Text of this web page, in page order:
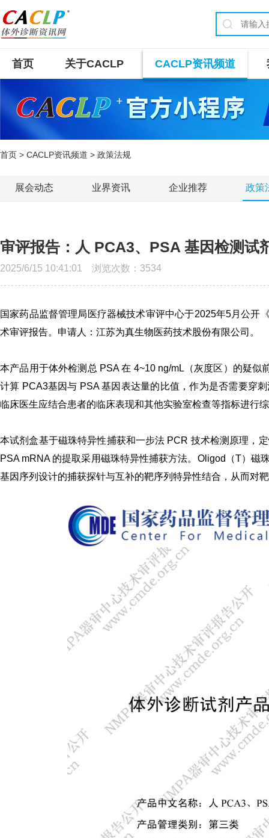
首页 关于CACLP CACLP资讯频道
首页 > CACLP资讯频道 > 政策法规
展会动态 业界资讯 企业推荐 政策
审评报告：人 PCA3、PSA 基因检测试
2025/6/15 10:41:01 浏览次数： 3534
国家药品监督管理局医疗器械技术审评中心于2025年5月公开
术审评报告。申请人：江苏为真生物医药技术股份有限公司。
本产品用于体外检测总 PSA 在 4~10 ng/mL（灰度区）的疑
计算 PCA3基因与 PSA 基因表达量的比值，作为是否需要穿
临床医生应结合患者的临床表现和其他实验室检查等指标进行
本试剂盒基于磁珠特异性捕获和一步法 PCR 技术检测原理，
PSA mRNA 的提取采用磁珠特异性捕获方法。Oligod（T）
基因序列设计的捕获探针与互补的靶序列特异性结合，从而对